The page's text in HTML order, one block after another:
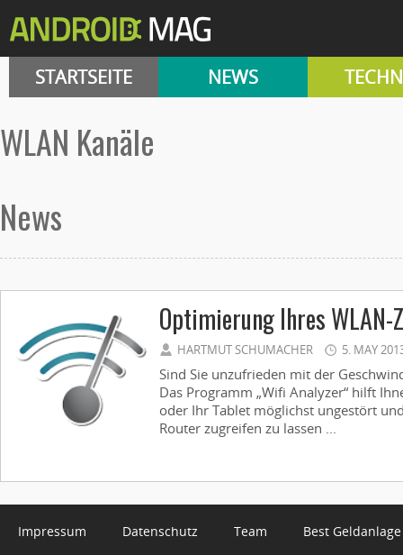
STARTSEITE NEWS
WLAN Kanäle
News
Optimierung Ihres WLAN-
HARTMUT SCHUMACHER 5. MAY
Sind Sie unzufrieden mit der
Das Programm „Wifi Analyzer“ hilft
oder Ihr Tablet möglichst ungestört
Router zugreifen zu lassen ...
Impressum Datenschutz Team Best Geldanlage